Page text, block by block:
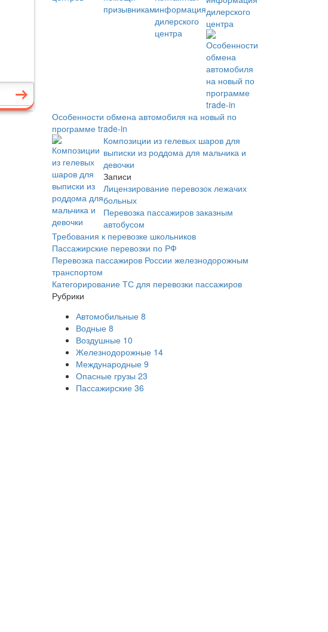
дилерского
центра
Особенности обмена автомобиля на новый по
программе trade-in
Композиции из гелевых шаров для
выписки из роддома для мальчика и
девочки
Записи
Лицензирование перевозок лежачих
больных
Перевозка пассажиров заказным
автобусом
Требования к перевозке школьников
Пассажирские перевозки по РФ
Перевозка пассажиров России железнодорожным
транспортом
Категорирование ТС для перевозки пассажиров
Рубрики
Автомобильные 8
Водные 8
Воздушные 10
Железнодорожные 14
Международные 9
Опасные грузы 23
Пассажирские 36